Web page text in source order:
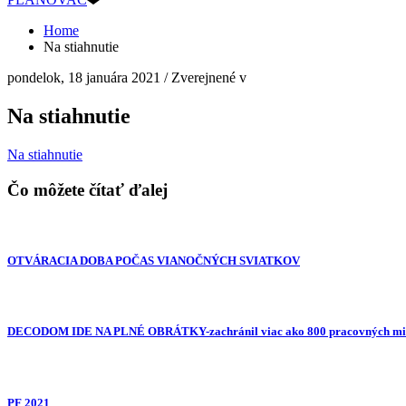
Home
Na stiahnutie
pondelok, 18 januára 2021 /Zverejnené v
Na stiahnutie
Na stiahnutie
Čo môžete čítať ďalej
OTVÁRACIA DOBA POČAS VIANOČNÝCH SVIATKOV
DECODOM IDE NA PLNÉ OBRÁTKY-zachránil viac ako 800 pracovných
PF 2021